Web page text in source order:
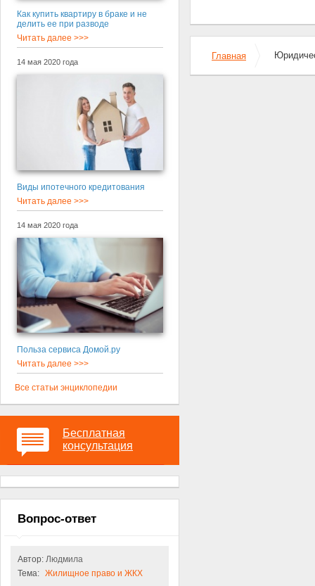
Как купить квартиру в браке и не
делить ее при разводе
Читать далее >>>
14 мая 2020 года
Виды ипотечного кредитования
Читать далее >>>
14 мая 2020 года
Польза сервиса Домой.ру
Читать далее >>>
Все статьи энциклопедии
Бесплатная
консультация
Вопрос-ответ
Автор: Людмила
Тема: Жилищное право и ЖКХ
Главная